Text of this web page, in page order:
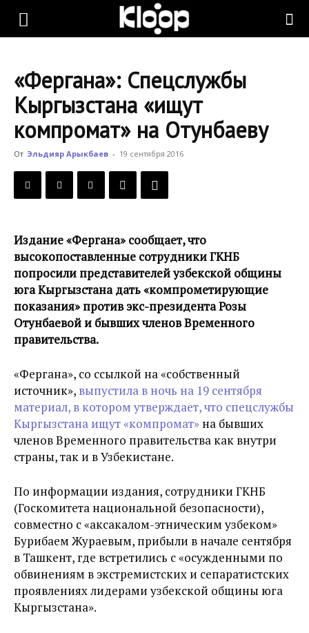
KLOOP.KG
Новости
Кыргызстана
«Фергана»: Спецслужбы
Кыргызстана «ищут
компромат» на Отунбаеву
От Эльдияр Арыкбаев - 19 сентября 2016
Издание «Фергана» сообщает, что
высокопоставленные сотрудники ГКНБ
попросили представителей узбекской общины
юга Кыргызстана дать «компрометирующие
показания» против экс-президента Розы
Отунбаевой и бывших членов Временного
правительства.
«Фергана», со ссылкой на «собственный
источник», выпустила в ночь на 19 сентября
материал, в котором утверждает, что спецслужбы
Кыргызстана ищут «компромат» на бывших
членов Временного правительства как внутри
страны, так и в Узбекистане.
По информации издания, сотрудники ГКНБ
(Госкомитета национальной безопасности),
совместно с «аксакалом-этническим узбеком»
Бурибаем Жураевым, прибыли в начале сентября
в Ташкент, где встретились с «осужденными по
обвинениям в экстремистских и сепаратистских
проявлениях лидерами узбекской общины юга
Кыргызстана».